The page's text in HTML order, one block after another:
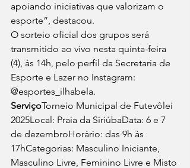
apoiando iniciativas que valorizam o
esporte”, destacou.
O sorteio oficial dos grupos será
transmitido ao vivo nesta quinta-feira
(4), às 14h, pelo perfil da Secretaria de
Esporte e Lazer no Instagram:
@esportes_ilhabela.
ServiçoTorneio Municipal de Futevôlei
2025Local: Praia da SiriúbaData: 6 e 7
de dezembroHorário: das 9h às
17hCategorias: Masculino Iniciante,
Masculino Livre, Feminino Livre e Misto